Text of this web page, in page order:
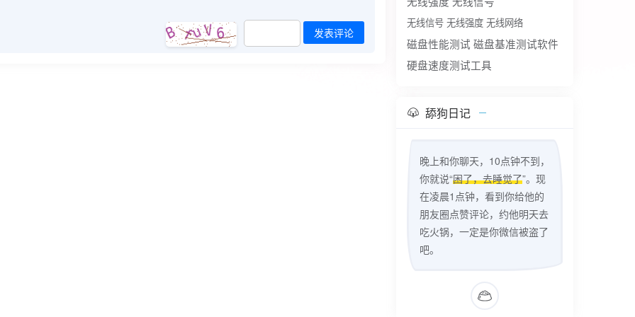
发表评论
无线信号 无线强度 无线网络
磁盘性能测试 磁盘基准测试软件
硬盘速度测试工具
舔狗日记
晚上和你聊天，10点钟不到，
你就说“困了，去睡觉了”。现
在凌晨1点钟，看到你给他的
朋友圈点赞评论，约他明天去
吃火锅，一定是你微信被盗了
吧。